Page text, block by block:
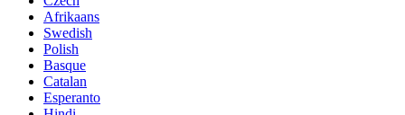
Afrikaans
Swedish
Polish
Basque
Catalan
Esperanto